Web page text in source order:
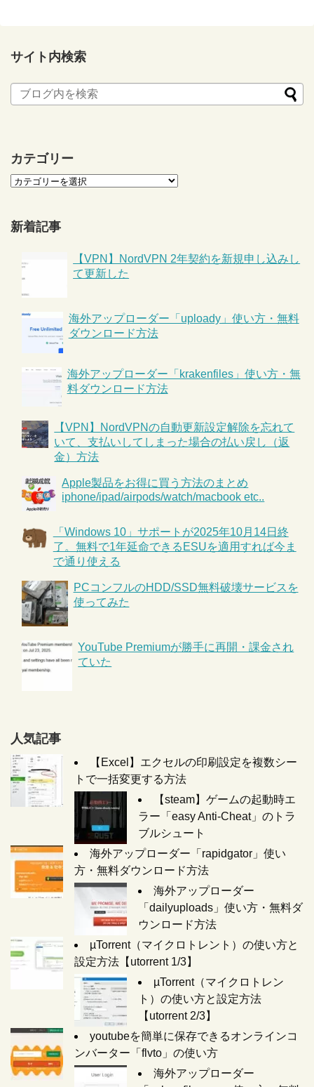
サイト内検索
カテゴリー
新着記事
【VPN】NordVPN 2年契約を新規申し込みし
て更新した
海外アップローダー「uploady」使い方・無料
ダウンロード方法
海外アップローダー「krakenfiles」使い方・無
料ダウンロード方法
【VPN】NordVPNの自動更新設定解除を忘れて
いて、支払いしてしまった場合の払い戻し（返
金）方法
Apple製品をお得に買う方法のまとめ
iphone/ipad/airpods/watch/macbook etc..
「Windows 10」サポートが2025年10月14日終
了。無料で1年延命できるESUを適用すれば今ま
で通り使える
PCコンフルのHDD/SSD無料破壊サービスを
使ってみた
YouTube Premiumが勝手に再開・課金され
ていた
人気記事
【Excel】エクセルの印刷設定を複数シー
トで一括変更する方法
【steam】ゲームの起動時エ
ラー「easy Anti-Cheat」のトラ
ブルシュート
海外アップローダー「rapidgator」使い
方・無料ダウンロード方法
海外アップローダー
「dailyuploads」使い方・無料ダ
ウンロード方法
µTorrent（マイクロトレント）の使い方と
設定方法【utorrent 1/3】
µTorrent（マイクロトレン
ト）の使い方と設定方法
【utorrent 2/3】
youtubeを簡単に保存できるオンラインコ
ンバーター「flvto」の使い方
海外アップローダー